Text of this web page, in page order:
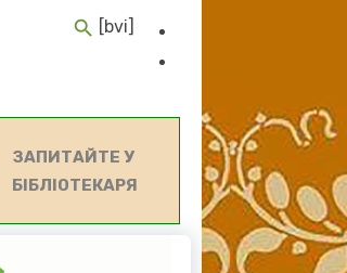
[bvi]
ЗАПИТАЙТЕ У
БІБЛІОТЕКАРЯ